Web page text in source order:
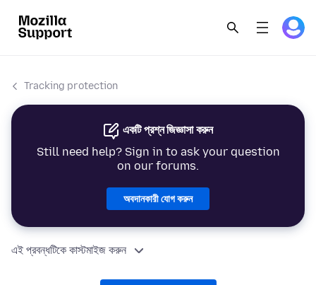
Tracking protection
একটি প্রশ্ন জিজ্ঞাসা করুন
Still need help? Sign in to ask your question
on our forums.
অবদানকারী যোগ করুন
এই প্রবন্ধটিকে কাস্টমাইজ করুন